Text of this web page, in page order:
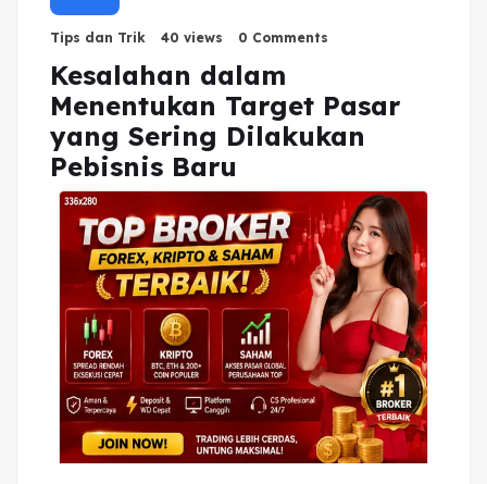
Tips dan Trik 40 views 0 Comments
Kesalahan dalam
Menentukan Target Pasar
yang Sering Dilakukan
Pebisnis Baru